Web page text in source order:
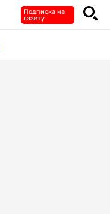
Подписка на
газету